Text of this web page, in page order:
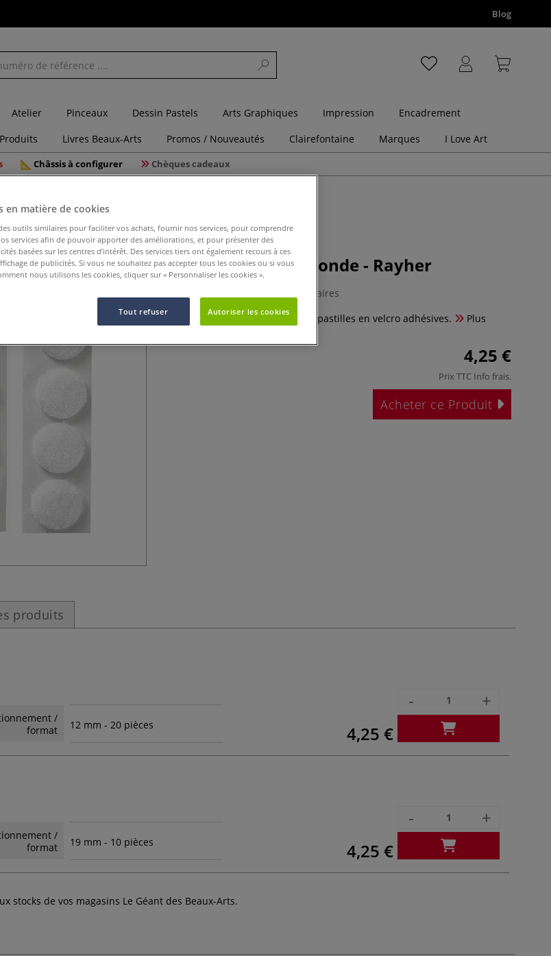
Blog
Atelier Pinceaux Dessin Pastels Arts Graphiques Impression
Encadrement
Livres Beaux-Arts Promos / Nouveautés Clairefontaine Marques I Love Art
Châssis à configurer Chèques cadeaux
Fermeture velcro ronde - Rayher
0 Commentaires
Fermeture velcro ronde - Rayher pastilles en velcro adhésives.
Plus
4,25 €
Prix TTC Info frais.
Acheter ce Produit
produits
/
format
12 mm - 20 pièces 4,25 €
- +
/
format
19 mm - 10 pièces 4,25 €
- +
stocks de vos magasins Le Géant des Beaux-Arts.
en matière de cookies
outils similaires pour faciliter vos achats, fournir nos services, pour comprendre
services afin de pouvoir apporter des améliorations, et pour présenter des
basées sur les centres d’intérêt. Des services tiers ont également recours à ces
de publicités. Si vous ne souhaitez pas accepter tous les cookies ou si vous
nous utilisons les cookies, cliquer sur « Personnaliser les cookies ».
Tout refuser Autoriser les cookies